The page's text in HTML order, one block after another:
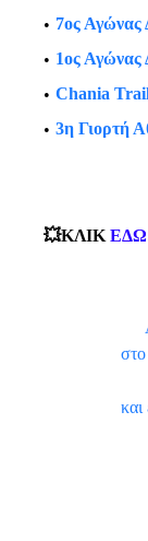
7ος
1ος
Chania
3η Γιορτή
💥ΚΛΙΚ ΕΔΩ
στο
και